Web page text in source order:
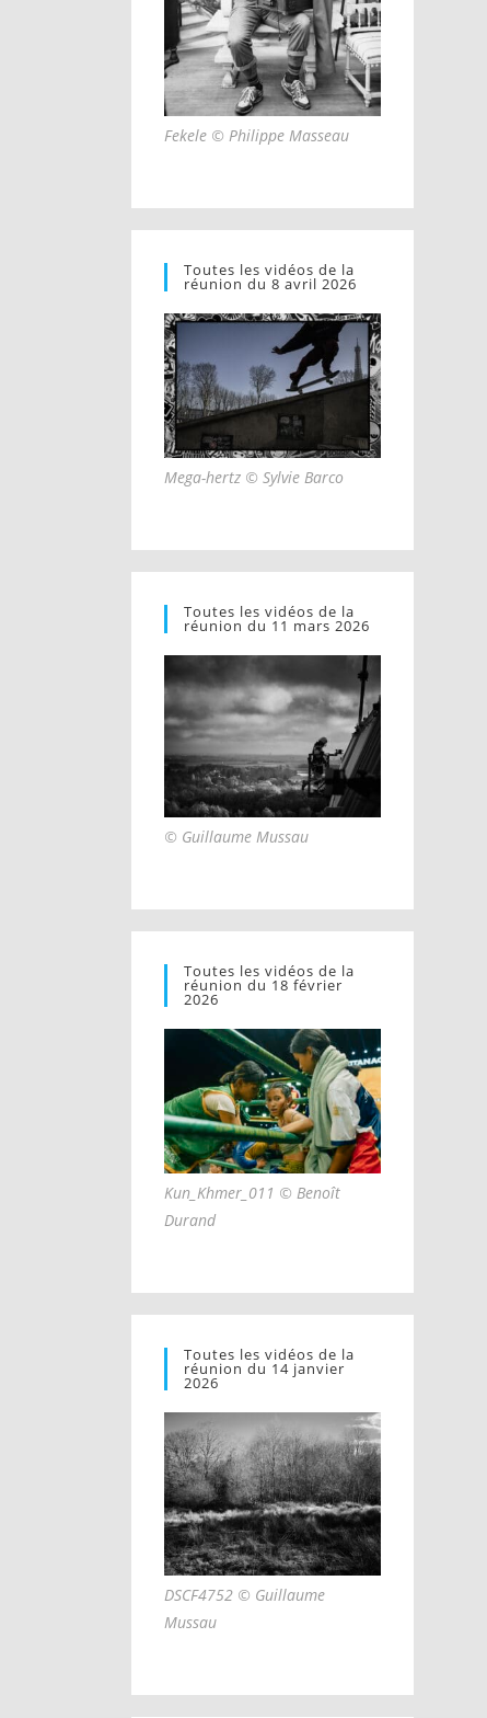
Fekele © Philippe Masseau
Toutes les vidéos de la
réunion du 8 avril 2026
Mega-hertz © Sylvie Barco
Toutes les vidéos de la
réunion du 11 mars 2026
© Guillaume Mussau
Toutes les vidéos de la
réunion du 18 février
2026
Kun_Khmer_011 © Benoît
Durand
Toutes les vidéos de la
réunion du 14 janvier
2026
DSCF4752 © Guillaume
Mussau